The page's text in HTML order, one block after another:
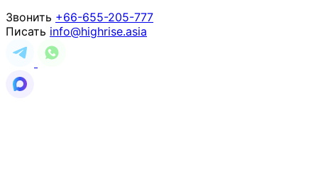
Звонить +66-655-205-777
Писать info@highrise.asia